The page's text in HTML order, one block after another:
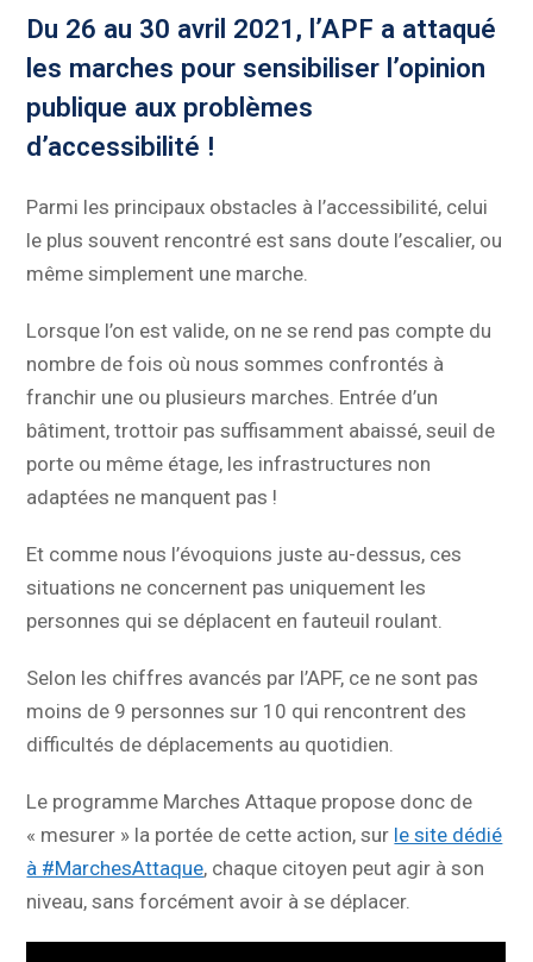
Du 26 au 30 avril 2021, l’APF a attaqué
les marches pour sensibiliser l’opinion
publique aux problèmes
d’accessibilité !
Parmi les principaux obstacles à l’accessibilité, celui
le plus souvent rencontré est sans doute l’escalier, ou
même simplement une marche.
Lorsque l’on est valide, on ne se rend pas compte du
nombre de fois où nous sommes confrontés à
franchir une ou plusieurs marches. Entrée d’un
bâtiment, trottoir pas suffisamment abaissé, seuil de
porte ou même étage, les infrastructures non
adaptées ne manquent pas !
Et comme nous l’évoquions juste au-dessus, ces
situations ne concernent pas uniquement les
personnes qui se déplacent en fauteuil roulant.
Selon les chiffres avancés par l’APF, ce ne sont pas
moins de 9 personnes sur 10 qui rencontrent des
difficultés de déplacements au quotidien.
Le programme Marches Attaque propose donc de
« mesurer » la portée de cette action, sur le site dédié
à #MarchesAttaque, chaque citoyen peut agir à son
niveau, sans forcément avoir à se déplacer.